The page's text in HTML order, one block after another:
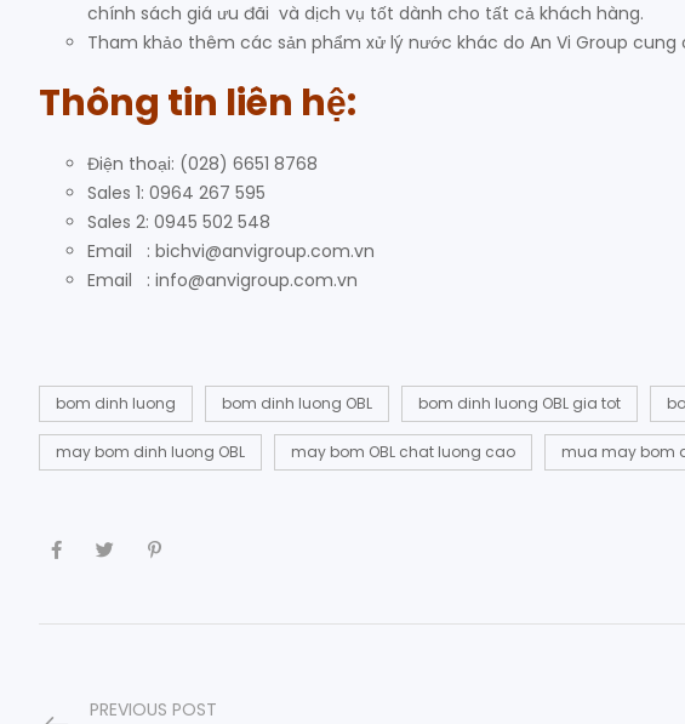
chính sách giá ưu đãi và dịch vụ tốt dành cho tất cả khách hàng.
Tham khảo thêm các sản phẩm xử lý nước khác do An Vi Group cung
Thông tin liên hệ:
Điện thoại: (028) 6651 8768
Sales 1: 0964 267 595
Sales 2: 0945 502 548
Email : bichvi@anvigroup.com.vn
Email : info@anvigroup.com.vn
bom dinh luong bom dinh luong OBL bom dinh luong OBL gia tot
may bom dinh luong OBL may bom OBL chat luong cao mua may bom
PREVIOUS POST